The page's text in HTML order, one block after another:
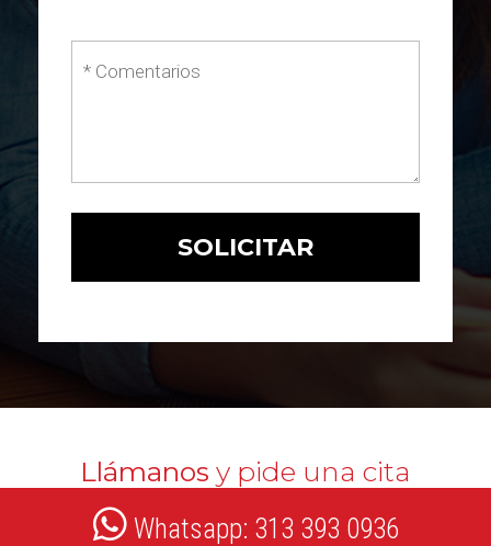
Llámanos y pide una cita
Whatsapp: 313 393 0936